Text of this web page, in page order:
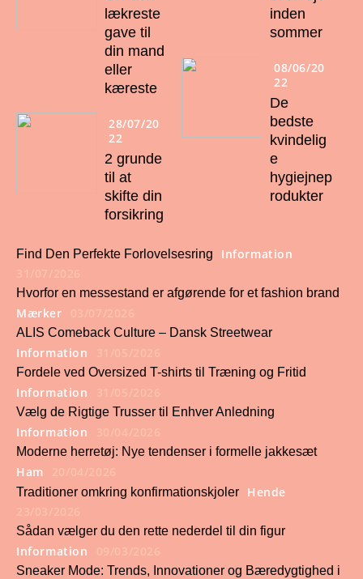
lækreste
gave til
din mand
eller
kæreste
28/07/20
22
2 grunde
til at
skifte din
forsikring
inden
sommer
08/06/20
22
De
bedste
kvindelig
e
hygiejnep
rodukter
Find Den Perfekte Forlovelsesring
Information
Hvorfor en messestand er afgørende for et fashion brand
Mærker
ALIS Comeback Culture – Dansk Streetwear
Information
Fordele ved Oversized T-shirts til Træning og Fritid
Information
Vælg de Rigtige Trusser til Enhver Anledning
Information
Moderne herretøj: Nye tendenser i formelle jakkesæt
Ham
Traditioner omkring konfirmationskjoler
Hende
Sådan vælger du den rette nederdel til din figur
Information
Sneaker Mode: Trends, Innovationer og Bæredygtighed i